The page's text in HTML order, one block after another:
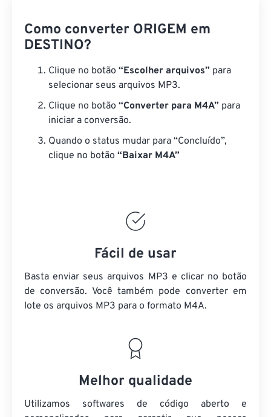
Como converter ORIGEM em
DESTINO?
Clique no botão “Escolher arquivos” para
selecionar seus arquivos MP3.
Clique no botão “Converter para M4A” para
iniciar a conversão.
Quando o status mudar para “Concluído”,
clique no botão “Baixar M4A”
Fácil de usar
Basta enviar seus arquivos MP3 e clicar no botão
de conversão. Você também pode converter em
lote os arquivos MP3 para o formato M4A.
Melhor qualidade
Utilizamos softwares de código aberto e